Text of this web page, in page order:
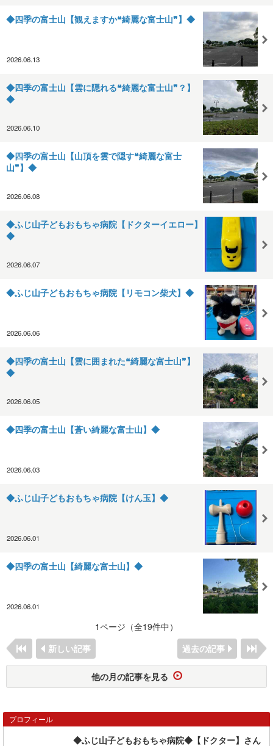
◆四季の富士山【観えますか❝綺麗な富士山❞】◆
2026.06.13
◆四季の富士山【雲に隠れる❝綺麗な富士山❞？】
◆
2026.06.10
◆四季の富士山【山頂を雲で隠す❝綺麗な富士
山❞】◆
2026.06.08
◆ふじ山子どもおもちゃ病院【ドクターイエロー】
◆
2026.06.07
◆ふじ山子どもおもちゃ病院【リモコン柴犬】◆
2026.06.06
◆四季の富士山【雲に囲まれた❝綺麗な富士山❞】
◆
2026.06.05
◆四季の富士山【蒼い綺麗な富士山】◆
2026.06.03
◆ふじ山子どもおもちゃ病院【けん玉】◆
2026.06.01
◆四季の富士山【綺麗な富士山】◆
2026.06.01
1ページ（全19件中）
新しい記事
過去の記事
他の月の記事を見る
プロフィール
◆ふじ山子どもおもちゃ病院◆【ドクター】さん